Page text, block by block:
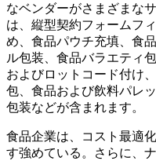
なベンダーがさまざまな
は、縦型契約フォームフ
め、食品パウチ充填、食
ル包装、食品バラエティ
およびロットコード付け
包、食品および飲料パレ
包装などが含まれます。
食品企業は、コスト最適
す強めている。さらに、